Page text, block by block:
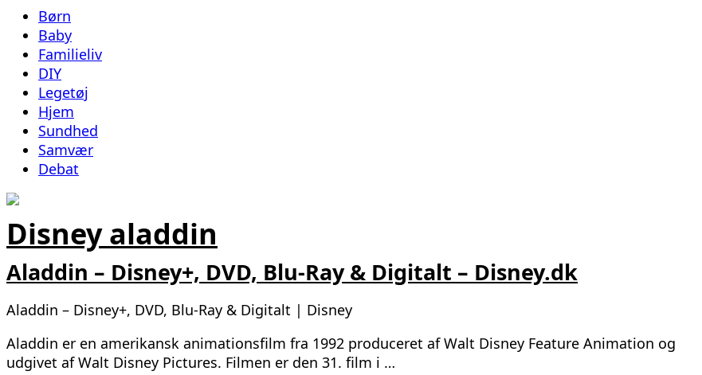
Børn
Baby
Familieliv
DIY
Legetøj
Hjem
Sundhed
Samvær
Debat
Disney aladdin
Aladdin – Disney+, DVD, Blu-Ray & Digitalt – Disney.dk
Aladdin – Disney+, DVD, Blu-Ray & Digitalt | Disney
Aladdin er en amerikansk animationsfilm fra 1992 produceret af Walt Disney Feature Animation og
udgivet af Walt Disney Pictures. Filmen er den 31. film i …